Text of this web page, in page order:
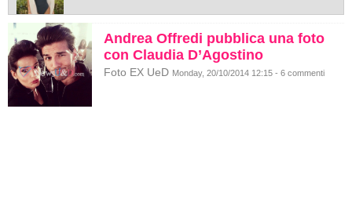
Andrea Offredi pubblica una foto
con Claudia D’Agostino
Foto EX UeD Monday, 20/10/2014 12:15 - 6 commenti